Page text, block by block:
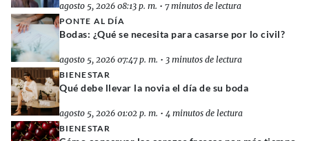
agosto 5, 2026 08:13 p. m. • 7 minutos de lectura
PONTE AL DÍA
Bodas: ¿Qué se necesita para casarse por lo civil?
agosto 5, 2026 07:47 p. m. • 3 minutos de lectura
BIENESTAR
Qué debe llevar la novia el día de su boda
agosto 5, 2026 01:02 p. m. • 4 minutos de lectura
BIENESTAR